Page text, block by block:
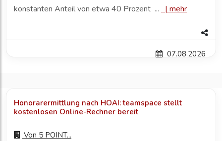
konstanten Anteil von etwa 40 Prozent ...
| mehr
07.08.2026
Honorarermittlung nach HOAI: teamspace stellt
kostenlosen Online-Rechner bereit
Von 5 POINT...